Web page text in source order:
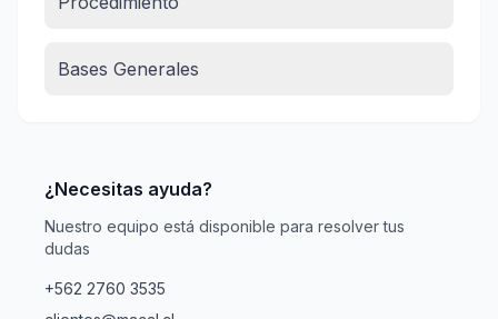
Bases Generales
¿Necesitas ayuda?
Nuestro equipo está disponible para resolver tus
dudas
+562 2760 3535